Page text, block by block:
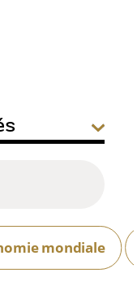
mondiale